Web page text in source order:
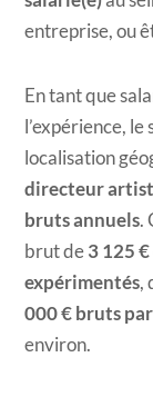
entreprise, ou
En tant que
l’expérience,
localisation
directeur
bruts annuels.
brut de 3 125 €
expérimentés,
000 € bruts
environ.